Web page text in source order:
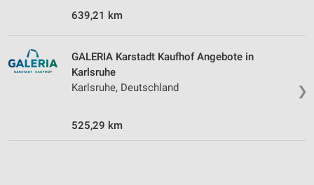
639,21 km
❯
GALERIA Karstadt Kaufhof Angebote in
Karlsruhe
Karlsruhe, Deutschland
525,29 km
Nicht-IAB-Verarbeitungszwecke:
Performance